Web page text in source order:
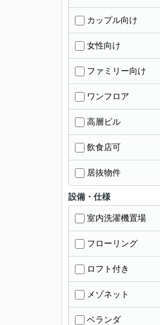
カップル向け
女性向け
ファミリー向け
ワンフロア
高層ビル
飲食店可
居抜物件
設備・仕様
室内洗濯機置場
フローリング
ロフト付き
メゾネット
ベランダ